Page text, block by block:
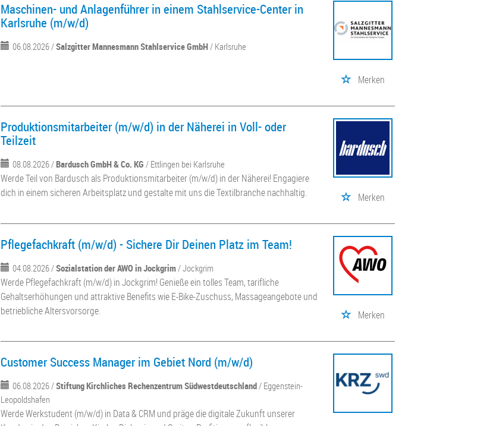
Maschinen- und Anlagenführer in einem Stahlservice-Center in
Karlsruhe (m/w/d)
06.08.2026 /Salzgitter Mannesmann Stahlservice GmbH/ Karlsruhe
Merken
Produktionsmitarbeiter (m/w/d) in der Näherei in Voll- oder
Teilzeit
08.08.2026 /Bardusch GmbH & Co. KG / Ettlingen bei Karlsruhe
Werde Teil von Bardusch als Produktionsmitarbeiter (m/w/d) in der Näherei! Engagiere
dich in einem sicheren Arbeitsplatz und gestalte mit uns die Textilbranche nachhaltig.
Merken
Pflegefachkraft (m/w/d) - Sichere Dir Deinen Platz im Team!
04.08.2026 /Sozialstation der AWO in Jockgrim/ Jockgrim
Werde Pflegefachkraft (m/w/d) in Jockgrim! Genieße ein tolles Team, tarifliche
Gehaltserhöhungen und attraktive Benefits wie E-Bike-Zuschuss, Massageangebote und
betriebliche Altersvorsorge.
Merken
Customer Success Manager im Gebiet Nord (m/w/d)
06.08.2026 /Stiftung Kirchliches Rechenzentrum Südwestdeutschland/ Eggenstein-
Leopoldshafen
Werde Werkstudent (m/w/d) in Data & CRM und präge die digitale Zukunft unserer